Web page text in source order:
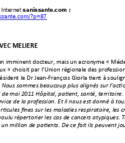
et sanissante.com :
/?p=87
MELIERE
imminent docteur, mais un acronyme «
» choisit par l’Union régionale des prof
ent le Dr Jean-François Giorla tient à souli
Nous sommes beaucoup plus alignés sur
de mai 2011 Hôpital, patient, santé, territoire.
de la profession. Et il nous est donné à
rticules fines sur les maladies respiratoire, les
répertorier les cas de cancers atypiques.
un million de patients. De ce fait ils peuvent